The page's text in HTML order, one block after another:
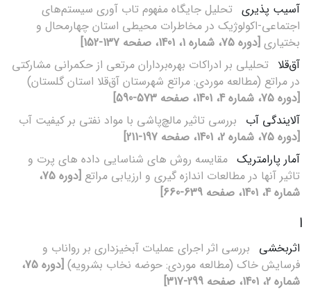
آسیب پذیری تحلیل جایگاه مفهوم تاب آوری سیستم‌های
اجتماعی-اکولوژیک در مخاطرات محیطی استان چهارمحال و
بختیاری [دوره 75، شماره 1، 1401، صفحه 137-152]
آق‌قلا تحلیلی بر ادراکات بهره‌برداران مرتعی از حکمرانی مشارکتی
در مراتع (مطالعه‌ موردی: مراتع شهرستان آق‌قلا استان گلستان)
[دوره 75، شماره 4، 1401، صفحه 573-590]
آلایندگی آب بررسی تاثیر مالچ‌پاشی با مواد نفتی بر کیفیت آب
[دوره 75، شماره 2، 1401، صفحه 197-211]
آمار پارامتریک مقایسه روش های شناسایی داده های پرت و
تاثیر آنها در مطالعات اندازه گیری و ارزیابی مراتع
[دوره 75،
شماره 4، 1401، صفحه 639-660]
ا
اثربخشی بررسی اثر اجرای عملیات آبخیزداری بر رواناب و
فرسایش خاک (مطالعه موردی: حوضه نخاب بشرویه)
[دوره 75،
شماره 2، 1401، صفحه 299-317]